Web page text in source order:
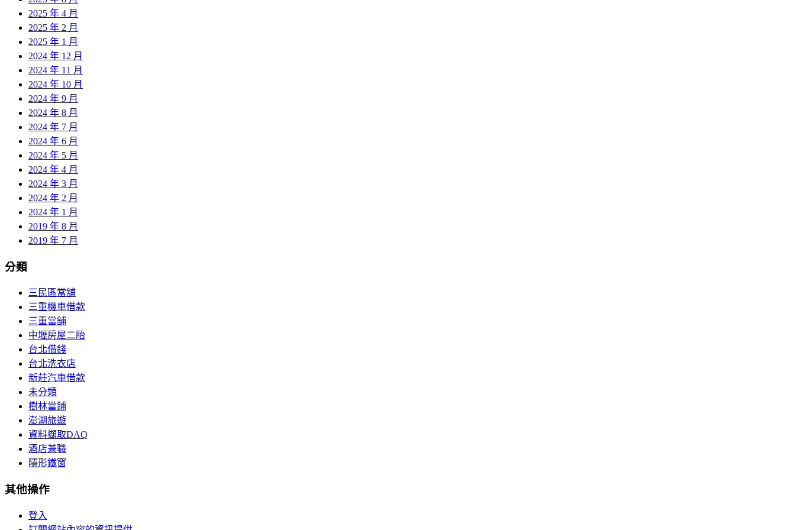
2025 年 4 月
2025 年 2 月
2025 年 1 月
2024 年 12 月
2024 年 11 月
2024 年 10 月
2024 年 9 月
2024 年 8 月
2024 年 7 月
2024 年 6 月
2024 年 5 月
2024 年 4 月
2024 年 3 月
2024 年 2 月
2024 年 1 月
2019 年 8 月
2019 年 7 月
分類
三民區當舖
三重機車借款
三重當舖
中壢房屋二胎
台北借錢
台北洗衣店
新莊汽車借款
未分類
樹林當鋪
澎湖旅遊
資料擷取DAQ
酒店兼職
隱形鐵窗
其他操作
登入